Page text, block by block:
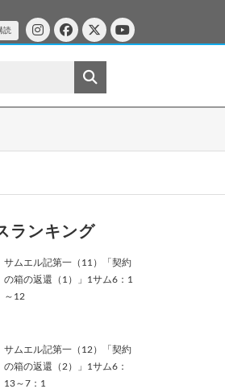
読
ランキング
サムエル記第一（11）「契約
の箱の返還（1）」1サム6：1
～12
サムエル記第一（12）「契約
の箱の返還（2）」1サム6：
13～7：1